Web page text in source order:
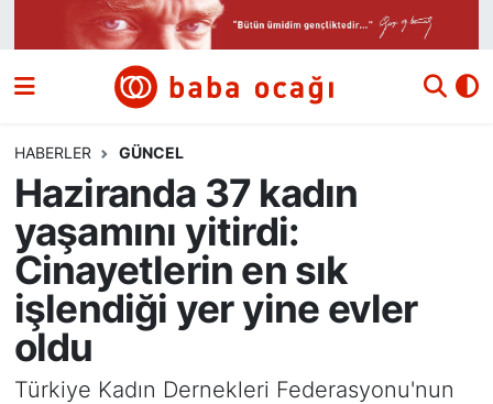
HABERLER GÜNCEL
Haziranda 37 kadın
yaşamını yitirdi:
Cinayetlerin en sık
işlendiği yer yine evler
oldu
Türkiye Kadın Dernekleri Federasyonu'nun
Siyaset
Ekonomi
Dünya
Kültür ve Sanat
Eğitim
Nöbetçi Eczaneler
Hava Durumu
Namaz Vakitleri
Trafik Durumu
Süper Lig Puan Durumu ve Fikstür
Tüm Manşetler